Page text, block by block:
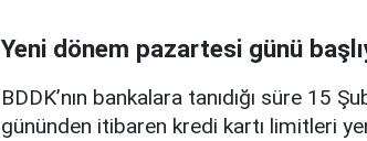
Yeni dönem pazartesi günü
BDDK’nın bankalara tanıdığı süre 15
gününden itibaren kredi kartı limitleri